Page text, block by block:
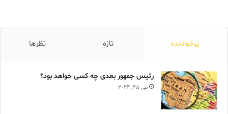
پرخواننده تازه نظرها
رئیس جمهور بعدی چه کسی خواهد بود؟
می 25, 2024